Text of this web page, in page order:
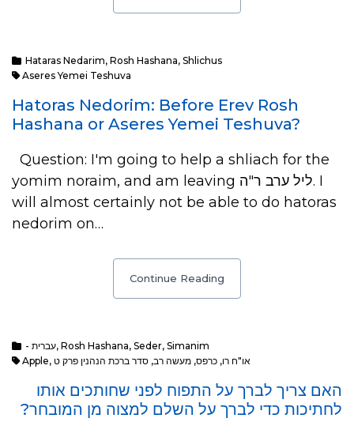
Hataras Nedarim, Rosh Hashana, Shlichus
Aseres Yemei Teshuva
Hatoras Nedorim: Before Erev Rosh
Hashana or Aseres Yemei Teshuva?
Question: I'm going to help a shliach for the
yomim noraim, and am leaving ליל ערב ר"ה. I
will almost certainly not be able to do hatoras
nedorim on…
Continue Reading
- עברית, Rosh Hashana, Seder, Simanim
Apple, או"ח רו, כרפס, מעשה רב, סדר ברכת הנהנין פרק ט
האם צריך לברך על התפוח לפני שחותכים אותו
לחתיכות כדי לברך על השלם למצוה מן המובחר?